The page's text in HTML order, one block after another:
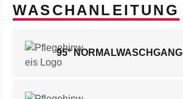
WASCHANLEITUNG
95° NORMALWASCHGANG